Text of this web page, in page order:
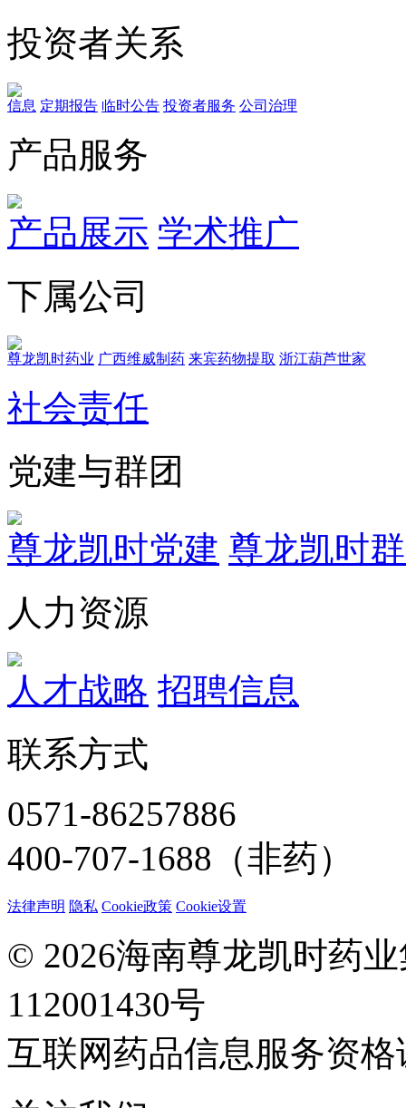
投资者关系
信息 定期报告 临时公告 投资者服务 公司治理
产品服务
产品展示 学术推广
下属公司
尊龙凯时药业 广西维威制药 来宾药物提取 浙江葫芦世家
社会责任
党建与群团
尊龙凯时党建 尊龙凯时
人力资源
人才战略 招聘信息
联系方式
0571-86257886
400-707-1688（非药）
法律声明 隐私 Cookie政策 Cookie设置
© 2026海南尊龙凯时药
112001430号
互联网药品信息服务资